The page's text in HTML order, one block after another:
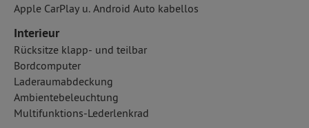
Apple CarPlay u. Android Auto kabellos
Interieur
Rücksitze klapp- und teilbar
Bordcomputer
Laderaumabdeckung
Ambientebeleuchtung
Multifunktions-Lederlenkrad